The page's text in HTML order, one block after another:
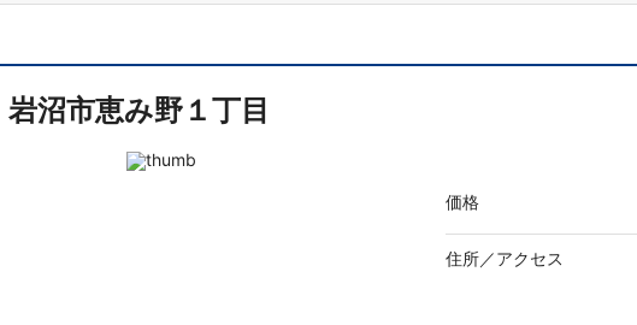
岩沼市恵み野１丁目
価格
住所／アクセス